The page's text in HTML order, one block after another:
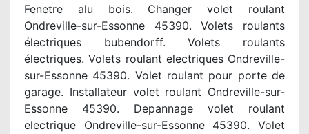
Fenetre alu bois. Changer volet roulant
Ondreville-sur-Essonne 45390. Volets roulants
électriques bubendorff. Volets roulants
électriques. Volets roulant electriques Ondreville-
sur-Essonne 45390. Volet roulant pour porte de
garage. Installateur volet roulant Ondreville-sur-
Essonne 45390. Depannage volet roulant
electrique Ondreville-sur-Essonne 45390. Volet